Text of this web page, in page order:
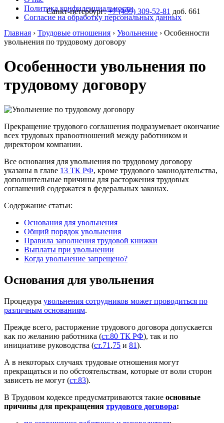
Политика конфиденциальности
Согласие на обработку персональных данных
Санкт-петербург: +7 (499) 309-52-81 доб. 661
Главная › Трудовые отношения › Увольнение › Особенности
увольнения по трудовому договору
Особенности увольнения по
трудовому договору
Прекращение трудового соглашения подразумевает окончание
всех трудовых правоотношений между работником и
директором компании.
Все основания для увольнения по трудовому договору
указаны в главе 13 ТК РФ, кроме трудового законодательства,
дополнительные причины для расторжения трудовых
соглашений содержатся в федеральных законах.
Содержание статьи:
Основания для увольнения
Общий порядок увольнения
Правила заполнения трудовой книжки
Выплаты при увольнении
Когда увольнение запрещено?
Основания для увольнения
Процедура увольнения сотрудников может проводиться по
различным основаниям.
Прежде всего, расторжение трудового договора допускается
как по желанию работника (ст.80 ТК РФ), так и по
инициативе руководства (ст.71 ,75 и 81).
А в некоторых случаях трудовые отношения могут
прекращаться и по обстоятельствам, которые от воли сторон
зависеть не могут (ст.83).
В Трудовом кодексе предусматриваются такие основные
причины для прекращения трудового договора: